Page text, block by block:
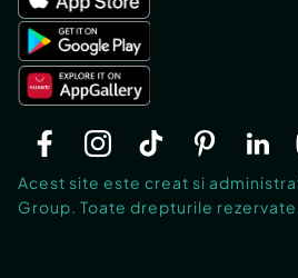
Acest site este creat si
Group. Toate drepturile